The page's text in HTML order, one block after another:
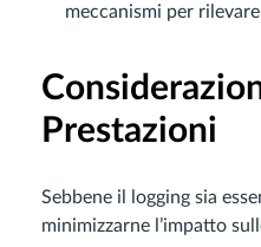
meccanismi per
Prestazioni
Sebbene il logging sia
minimizzarne l’impatto